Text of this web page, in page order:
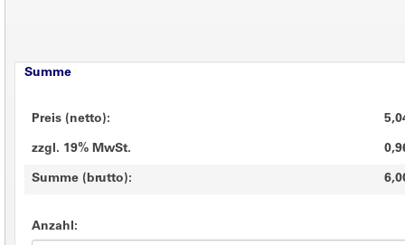
Summe
Preis (netto):
zzgl. 19% MwSt.
Summe (brutto):
Anzahl: